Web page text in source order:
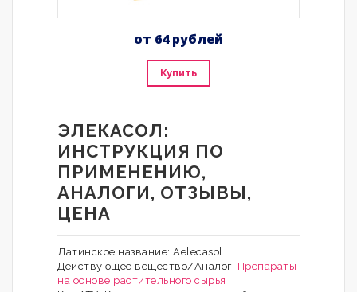
от 64 рублей
Купить
ЭЛЕКАСОЛ:
ИНСТРУКЦИЯ ПО
ПРИМЕНЕНИЮ,
АНАЛОГИ, ОТЗЫВЫ,
ЦЕНА
Латинское название: Aelecasol
Действующее вещество/Аналог: Препараты
на основе растительного сырья